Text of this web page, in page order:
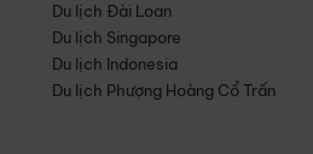
Du lịch Đài Loan
Du lịch Singapore
Du lịch Indonesia
Du lịch Phượng Hoàng Cổ Trấn